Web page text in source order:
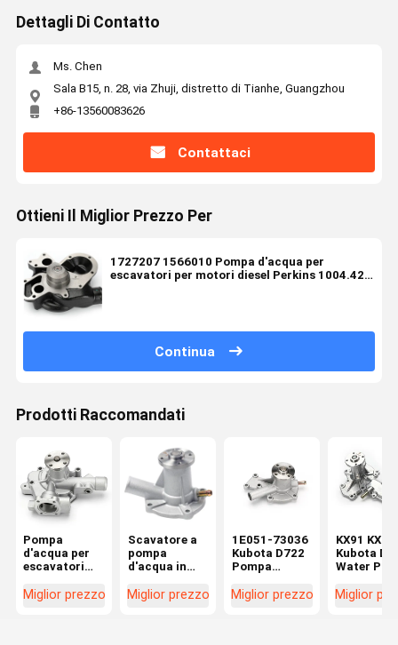
Dettagli Di Contatto
Ms. Chen
Sala B15, n. 28, via Zhuji, distretto di Tianhe, Guangzhou
+86-13560083626
Contattaci
Ottieni Il Miglior Prezzo Per
1727207 1566010 Pompa d'acqua per
escavatori per motori diesel Perkins 1004.42
Continua
Prodotti Raccomandati
Pompa
d'acqua per
escavatori
Doosan DX55
Miglior prezzo
Scavatore a
pompa
d'acqua in
Kubota KX016
Miglior prezzo
1E051-73036
Kubota D722
Pompa
D662 D902
Miglior prezzo
KX91
Kubota
Water
1A051-
Miglior